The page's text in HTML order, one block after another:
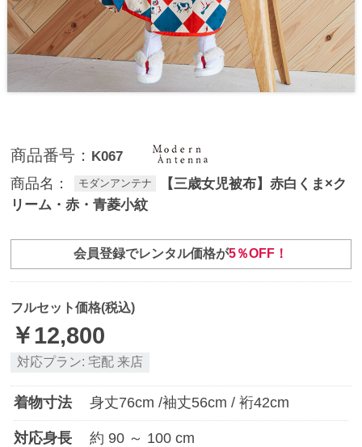
商品番号： K067
商品名： モダンアンテナ
【三歳女児被布】赤白くま×ク
リーム・赤・青菱小紋
会員登録でレンタル価格が5％OFF！
フルセット価格(税込)
￥12,800
対応プラン: 宅配 来店
着物寸法 身丈76cm /袖丈56cm / 裄42cm
対応身長 約 90 ～ 100 cm